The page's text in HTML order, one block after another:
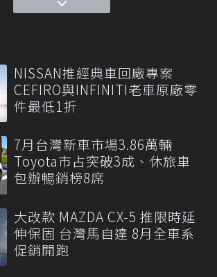
NISSAN推經典車回廠專案
CEFIRO與INFINITI老車原廠零
件最低1折
7月台灣新車市場3.86萬輛
Toyota市占突破3成、休旅車
包辦暢銷榜8席
大改款 MAZDA CX-5 推限時延
伸保固 台灣馬自達 8月全車系
促銷開跑